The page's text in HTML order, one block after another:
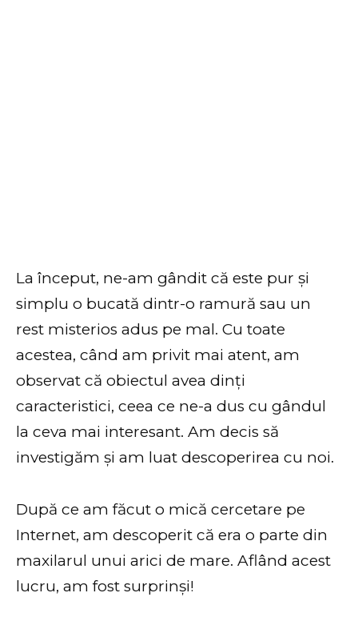
La început, ne-am gândit că este pur și
simplu o bucată dintr-o ramură sau un
rest misterios adus pe mal. Cu toate
acestea, când am privit mai atent, am
observat că obiectul avea dinți
caracteristici, ceea ce ne-a dus cu gândul
la ceva mai interesant. Am decis să
investigăm și am luat descoperirea cu noi.
După ce am făcut o mică cercetare pe
Internet, am descoperit că era o parte din
maxilarul unui arici de mare. Aflând acest
lucru, am fost surprinși!